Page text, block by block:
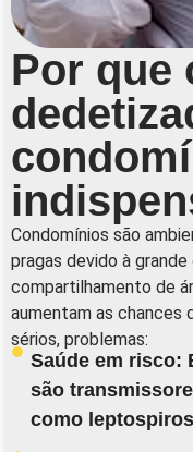
Por que
Condomínios são
pragas devido à
compartilhamento de
aumentam as chances
sérios, problemas:
Saúde em risco:
são
como